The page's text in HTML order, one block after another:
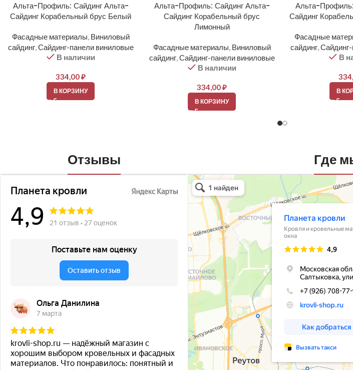
Альта-Профиль: Сайдинг Альта-
Сайдинг Корабельный брус Белый
Фасадные материалы, Виниловый
сайдинг,Сайдинг-панели виниловые
В наличии
334,00₽
В КОРЗИНУ
Альта-Профиль: Сайдинг Альта-
Сайдинг Корабельный брус
Лимонный
Фасадные материалы, Виниловый
сайдинг,Сайдинг-панели виниловые
В наличии
334,00₽
В КОРЗИНУ
Альта-
Сайдинг
Фасадные
сайдинг,
В
В
Отзывы Где
Планета кровли
Кровля и кровельные материалы в Балашихе
Окна в Балашихе